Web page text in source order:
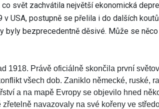
svět zachvátila největší ekonomická
v USA, postupně se přelila i do dalších
byly bezprecedentně děsivé. Může se
1918. Právě oficiálně skončila první
všech dob. Zaniklo německé, ruské,
a na mapě Evropy se objevilo hned
zřetelně navazovaly na své kořeny ve